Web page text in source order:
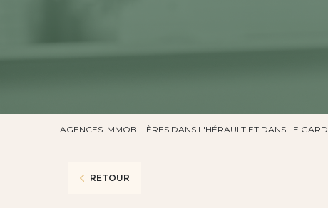
AGENCES IMMOBILIÈRES DANS L'HÉRAULT ET DANS LE GARD
RETOUR